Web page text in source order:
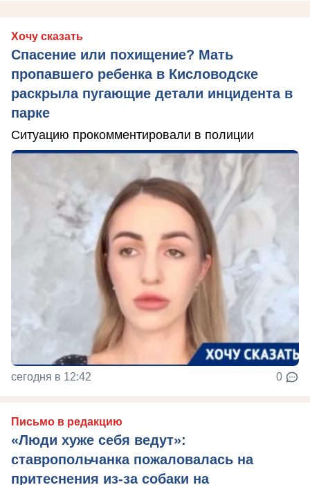
Хочу сказать
Спасение или похищение? Мать
пропавшего ребенка в Кисловодске
раскрыла пугающие детали инцидента в
парке
Ситуацию прокомментировали в полиции
сегодня в 12:42 0
Письмо в редакцию
«Люди хуже себя ведут»:
ставропольчанка пожаловалась на
притеснения из-за собаки на